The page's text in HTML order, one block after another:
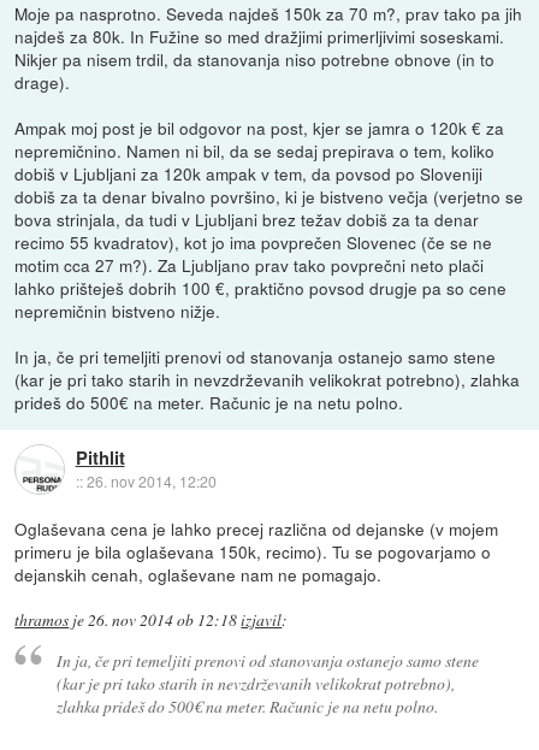
Moje pa nasprotno. Seveda najdeš 150k za 70 m?, prav tako pa jih
najdeš za 80k. In Fužine so med dražjimi primerljivimi soseskami.
Nikjer pa nisem trdil, da stanovanja niso potrebne obnove (in to
drage).
Ampak moj post je bil odgovor na post, kjer se jamra o 120k € za
nepremičnino. Namen ni bil, da se sedaj prepirava o tem, koliko
dobiš v Ljubljani za 120k ampak v tem, da povsod po Sloveniji
dobiš za ta denar bivalno površino, ki je bistveno večja (verjetno se
bova strinjala, da tudi v Ljubljani brez težav dobiš za ta denar
recimo 55 kvadratov), kot jo ima povprečen Slovenec (če se ne
motim cca 27 m?). Za Ljubljano prav tako povprečni neto plači
lahko prišteješ dobrih 100 €, praktično povsod drugje pa so cene
nepremičnin bistveno nižje.
In ja, če pri temeljiti prenovi od stanovanja ostanejo samo stene
(kar je pri tako starih in nevzdrževanih velikokrat potrebno), zlahka
prideš do 500€ na meter. Računic je na netu polno.
Pithlit
::26. nov 2014, 12:20
Oglaševana cena je lahko precej različna od dejanske (v mojem
primeru je bila oglaševana 150k, recimo). Tu se pogovarjamo o
dejanskih cenah, oglaševane nam ne pomagajo.
thramos je26. nov 2014 ob 12:18izjavil:
In ja, če pri temeljiti prenovi od stanovanja ostanejo samo stene
(kar je pri tako starih in nevzdrževanih velikokrat potrebno),
zlahka prideš do 500€ na meter. Računic je na netu polno.